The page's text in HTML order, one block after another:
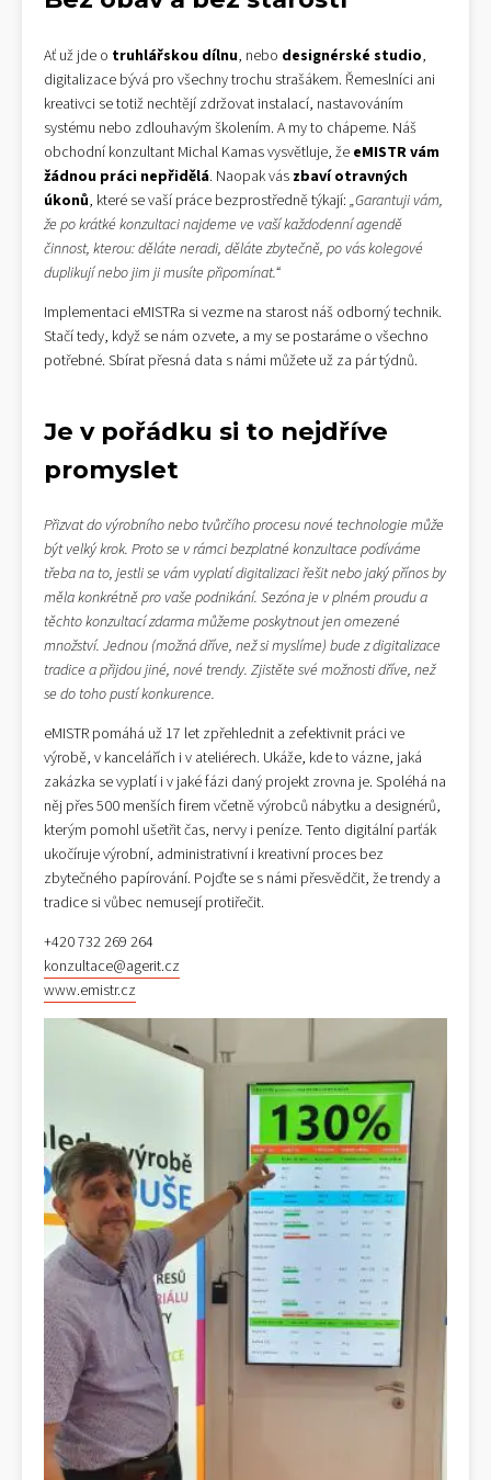
Ať už jde o truhlářskou dílnu, nebo designérské studio,
digitalizace bývá pro všechny trochu strašákem. Řemeslníci ani
kreativci se totiž nechtějí zdržovat instalací, nastavováním
systému nebo zdlouhavým školením. A my to chápeme. Náš
obchodní konzultant Michal Kamas vysvětluje, že eMISTR vám
žádnou práci nepřidělá. Naopak vás zbaví otravných
úkonů, které se vaší práce bezprostředně týkají: „Garantuji vám,
že po krátké konzultaci najdeme ve vaší každodenní agendě
činnost, kterou: děláte neradi, děláte zbytečně, po vás kolegové
duplikují nebo jim ji musíte připomínat.“
Implementaci eMISTRa si vezme na starost náš odborný technik.
Stačí tedy, když se nám ozvete, a my se postaráme o všechno
potřebné. Sbírat přesná data s námi můžete už za pár týdnů.
Je v pořádku si to nejdříve
promyslet
Přizvat do výrobního nebo tvůrčího procesu nové technologie může
být velký krok. Proto se v rámci bezplatné konzultace podíváme
třeba na to, jestli se vám vyplatí digitalizaci řešit nebo jaký přínos by
měla konkrétně pro vaše podnikání. Sezóna je v plném proudu a
těchto konzultací zdarma můžeme poskytnout jen omezené
množství. Jednou (možná dříve, než si myslíme) bude z digitalizace
tradice a přijdou jiné, nové trendy. Zjistěte své možnosti dříve, než
se do toho pustí konkurence.
eMISTR pomáhá už 17 let zpřehlednit a zefektivnit práci ve
výrobě, v kancelářích i v ateliérech. Ukáže, kde to vázne, jaká
zakázka se vyplatí i v jaké fázi daný projekt zrovna je. Spoléhá na
něj přes 500 menších firem včetně výrobců nábytku a designérů,
kterým pomohl ušetřit čas, nervy i peníze. Tento digitální parťák
ukočíruje výrobní, administrativní i kreativní proces bez
zbytečného papírování. Pojďte se s námi přesvědčit, že trendy a
tradice si vůbec nemusejí protiřečit.
+420 732 269 264
konzultace@agerit.cz
www.emistr.cz